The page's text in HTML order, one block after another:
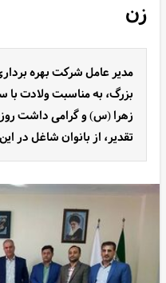
زن
مدیر عامل شرکت بهره
بزرگ، به مناسبت ولادت با
زهرا (س) و گرامی داشت روز
تقدیر، از بانوان شاغل در